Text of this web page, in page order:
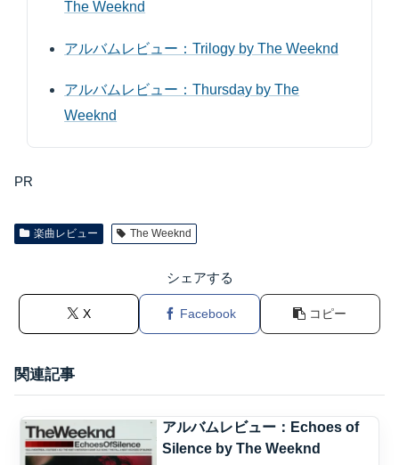
The Weeknd
アルバムレビュー：Trilogy by The Weeknd
アルバムレビュー：Thursday by The
Weeknd
PR
楽曲レビュー The Weeknd
シェアする
X Facebook コピー
関連記事
アルバムレビュー：Echoes of
Silence by The Weeknd